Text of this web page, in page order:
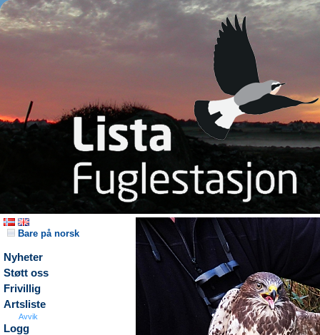
Bare på norsk
Nyheter
Støtt oss
Frivillig
Artsliste
Avvik
Logg